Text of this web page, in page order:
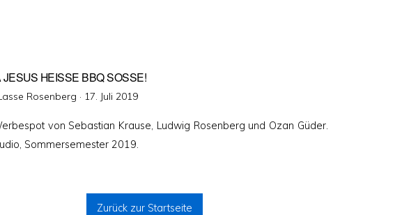
HEISSE BBQ SOSSE!
Rosenberg · Veröffentlicht
17. Juli 2019
von Sebastian Krause, Ludwig Rosenberg und Ozan Güder.
Sommersemester 2019.
Zurück zur Startseite